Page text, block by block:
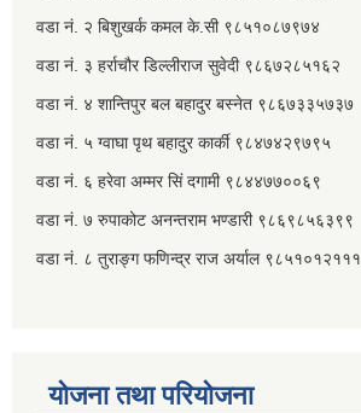
वडा नं. २ ‌‍बिशुखर्क कमल के.सी ९८५१०८७९७४
वडा नं. ३ हर्राचौर डिल्लीराज सुवेदी ९८६७२८५१६२
वडा नं. ४ शान्तिपुर बल बहादुर बस्नेत​ ९८६७३३५७३७
वडा नं. ५ ग्वाघा पृथ बहादुर कार्की ९८४७४२९७९५
वडा नं. ६ हरेवा अम्मर सिं दगामी​ ९८४४७७००६९
वडा नं. ७ ‌‍रुपाकोट अनन्तराम भण्डारी ९८६९८५६३९९
वडा नं. ८ तुराङ्ग फणिन्द्र राज अर्याल ९८५१०१२१११
योजना तथा परियोजना